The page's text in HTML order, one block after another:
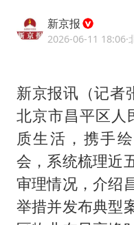
新京报
2026-06-11 18:06·
新京报讯（记者
北京市昌平区人
质生活，携手
会，系统梳理近
审理情况，介绍
举措并发布典型